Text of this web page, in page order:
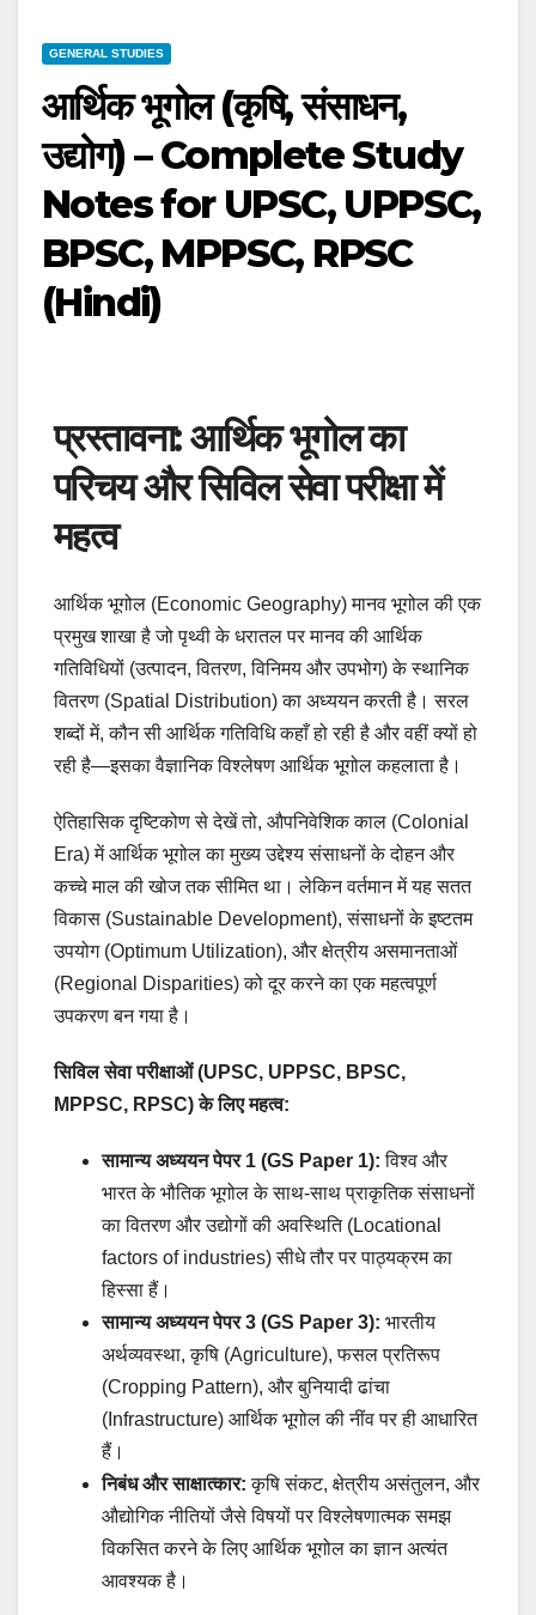
GENERAL STUDIES
आर्थिक भूगोल (कृषि, संसाधन,
उद्योग) – Complete Study
Notes for UPSC, UPPSC,
BPSC, MPPSC, RPSC
(Hindi)
प्रस्तावना: आर्थिक भूगोल का
परिचय और सिविल सेवा परीक्षा में
महत्व
आर्थिक भूगोल (Economic Geography) मानव भूगोल की एक
प्रमुख शाखा है जो पृथ्वी के धरातल पर मानव की आर्थिक
गतिविधियों (उत्पादन, वितरण, विनिमय और उपभोग) के स्थानिक
वितरण (Spatial Distribution) का अध्ययन करती है। सरल
शब्दों में, कौन सी आर्थिक गतिविधि कहाँ हो रही है और वहीं क्यों हो
रही है—इसका वैज्ञानिक विश्लेषण आर्थिक भूगोल कहलाता है।
ऐतिहासिक दृष्टिकोण से देखें तो, औपनिवेशिक काल (Colonial
Era) में आर्थिक भूगोल का मुख्य उद्देश्य संसाधनों के दोहन और
कच्चे माल की खोज तक सीमित था। लेकिन वर्तमान में यह सतत
विकास (Sustainable Development), संसाधनों के इष्टतम
उपयोग (Optimum Utilization), और क्षेत्रीय असमानताओं
(Regional Disparities) को दूर करने का एक महत्वपूर्ण
उपकरण बन गया है।
सिविल सेवा परीक्षाओं (UPSC, UPPSC, BPSC,
MPPSC, RPSC) के लिए महत्व:
सामान्य अध्ययन पेपर 1 (GS Paper 1): विश्व और
भारत के भौतिक भूगोल के साथ-साथ प्राकृतिक संसाधनों
का वितरण और उद्योगों की अवस्थिति (Locational
factors of industries) सीधे तौर पर पाठ्यक्रम का
हिस्सा हैं।
सामान्य अध्ययन पेपर 3 (GS Paper 3): भारतीय
अर्थव्यवस्था, कृषि (Agriculture), फसल प्रतिरूप
(Cropping Pattern), और बुनियादी ढांचा
(Infrastructure) आर्थिक भूगोल की नींव पर ही आधारित
हैं।
निबंध और साक्षात्कार: कृषि संकट, क्षेत्रीय असंतुलन, और
औद्योगिक नीतियों जैसे विषयों पर विश्लेषणात्मक समझ
विकसित करने के लिए आर्थिक भूगोल का ज्ञान अत्यंत
आवश्यक है।